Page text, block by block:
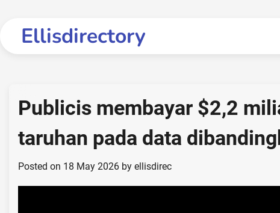
contentEllisdirectory
Publicis membayar $2,2
taruhan pada data
Posted on 18 May 2026 by ellisdirec